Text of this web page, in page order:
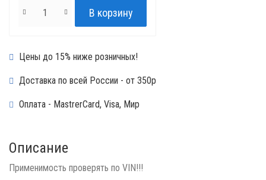
Цены до 15% ниже розничных!
Доставка по всей России - от 350р
Оплата - MastrerCard, Visa, Мир
Описание
Применимость проверять по VIN!!!